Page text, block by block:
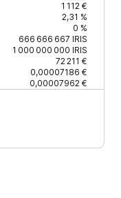
1 112 €
2,31 %
0 %
666 666 667 IRIS
1 000 000 000 IRIS
72 211 €
0,00007186 €
0,00007962 €